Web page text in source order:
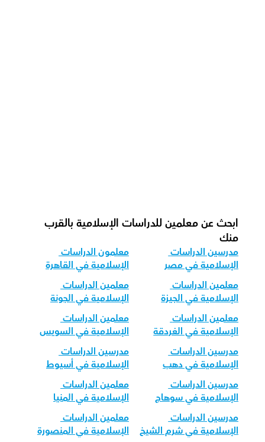
ابحث عن معلمين للدراسات الإسلامية بالقرب
منك
مدرسين الدراسات
الإسلامية في مصر
معلمون الدراسات
الإسلامية في القاهرة
معلمين الدراسات
الإسلامية في الجيزة
معلمين الدراسات
الإسلامية في الجونة
معلمين الدراسات
الإسلامية في الغردقة
معلمين الدراسات
الإسلامية في السويس
مدرسين الدراسات
الإسلامية في دهب
مدرسين الدراسات
الإسلامية في أسيوط
مدرسين الدراسات
الإسلامية في سوهاج
معلمين الدراسات
الإسلامية في المنيا
مدرسين الدراسات
الإسلامية في شرم الشيخ
معلمين الدراسات
الإسلامية في المنصورة